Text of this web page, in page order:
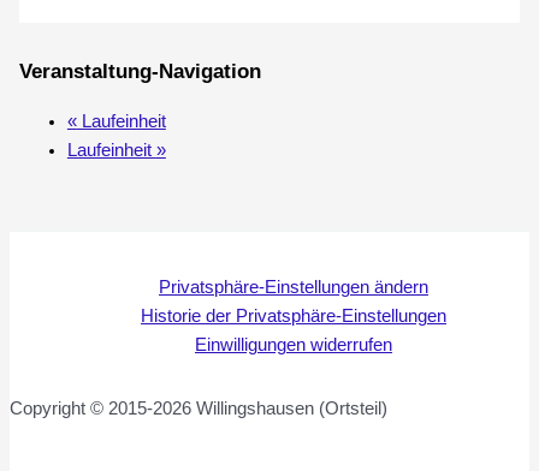
Veranstaltung-Navigation
«Laufeinheit
Laufeinheit »
Privatsphäre-Einstellungen ändern
Historie der Privatsphäre-Einstellungen
Einwilligungen widerrufen
Copyright © 2015-2026 Willingshausen (Ortsteil)